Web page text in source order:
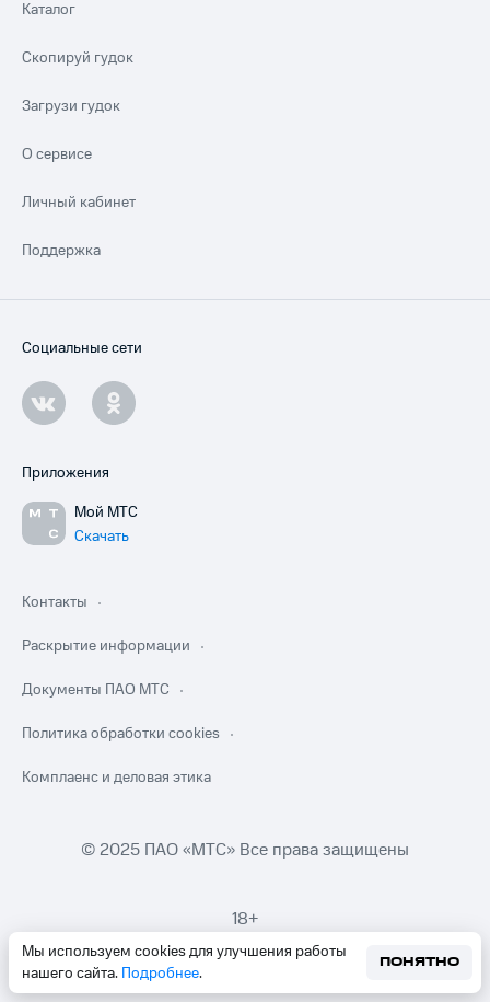
Мы используем cookies для улучшения работы
нашего сайта. Подробнее.
ПОНЯТНО
Каталог
Скопируй гудок
Загрузи гудок
О сервисе
Личный кабинет
Поддержка
Социальные сети
Приложения
Мой МТС
Скачать
Контакты
Раскрытие информации
Документы ПАО МТС
Политика обработки cookies
Комплаенс и деловая этика
© 2025 ПАО «МТС» Все права защищены
18+